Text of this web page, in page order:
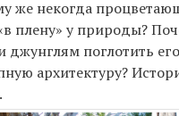
же некогда
плену» у природы?
джунглям поглотить его
архитектуру?